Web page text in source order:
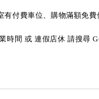
有付費車位、購物滿額免費
時間 或 連假店休 請搜尋